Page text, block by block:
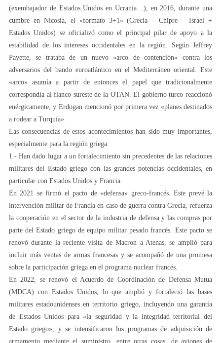
(exembajador de Estados Unidos en Ucrania…), en 2016, durante una
cumbre en Nicosia, el «formato 3+1» (Grecia – Chipre – Israel +
Estados Unidos) se oficializó como el principal pilar de apoyo a la
estabilidad de los intereses occidentales en la región. Según Jeffrey
Payette, se trataba de un nuevo «arco de contención» contra los
adversarios del bando euroatlántico en el Mediterráneo oriental. Este
«arco» asumía a partir de entonces el papel que tradicionalmente
correspondía al flanco sureste de la OTAN. El gobierno turco reaccionó
enérgicamente, y Erdogan mencionó por primera vez «planes destinados
a rodear a Turquía».
Las consecuencias de estos acontecimientos han sido muy importantes,
especialmente para la región griega.
1.- Han dado lugar a un fortalecimiento sin precedentes de las relaciones
militares del Estado griego con las grandes potencias occidentales, en
particular con Estados Unidos y Francia.
En 2021 se firmó el pacto de «defensa» greco-francés. Este prevé la
intervención militar de Francia en caso de guerra contra Grecia, refuerza
la cooperación en el sector de la industria de defensa y las compras por
parte del Estado griego de equipo militar pesado francés. Este pacto se
renovó durante la reciente visita de Macron a Atenas, se amplió para
incluir más ventas de armas francesas y se acompañó de una promesa
sobre la participación griega en el programa nuclear francés.
En 2022, se renovó el Acuerdo de Coordinación de Defensa Mutua
(MDCA) con Estados Unidos, lo que amplió y fortaleció las bases
militares estadounidenses en territorio griego, incluyendo una garantía
de Estados Unidos para «la seguridad y la integridad territorial del
Estado griego», y se intensificaron los programas de adquisición de
armamento mediante el suministro, entre otras cosas, de aviones de